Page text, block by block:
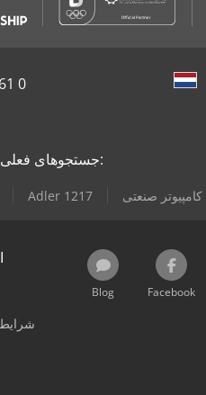
0
جستجوهای فعلی ماشین‌آلات:
Adler 1217 کامپیوتر صنعتی
Blog Facebook